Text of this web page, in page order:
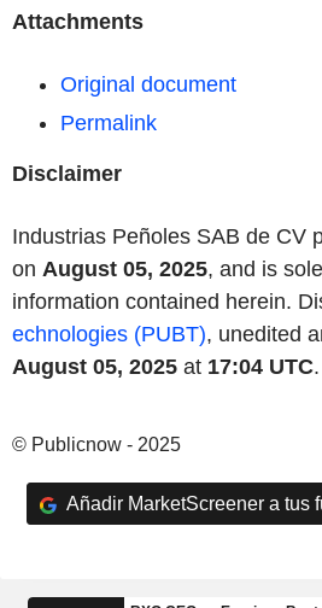
Attachments
Original document
Permalink
Disclaimer
Industrias Peñoles SAB de CV
on August 05, 2025, and is
information contained herein.
echnologies (PUBT), unedited
August 05, 2025 at 17:04 UTC.
© Publicnow - 2025
Añadir MarketScreener a tus